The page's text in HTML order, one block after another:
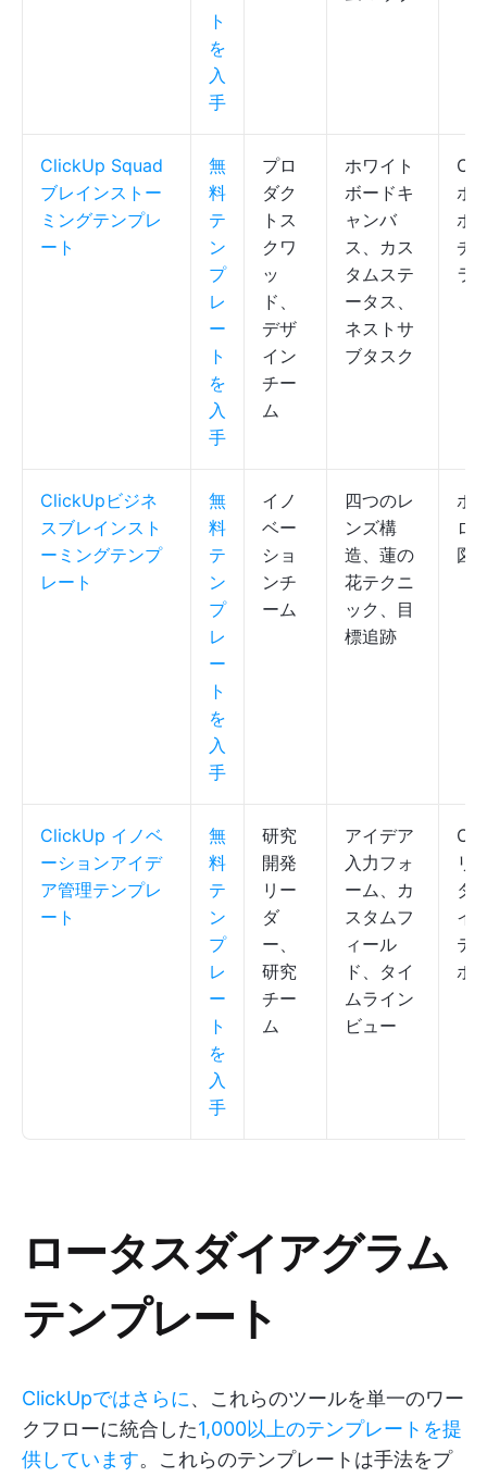
ト
を
入
手
ClickUp Squad
ブレインストー
ミングテンプレ
ート
無
料
テ
ン
プ
レ
ー
ト
を
入
手
プロ
ダク
トス
クワ
ッ
ド、
デザ
イン
チー
ム
ホワイト
ボードキ
ャンバ
ス、カス
タムステ
ータス、
ネストサ
ブタスク
ホ
ボ
チ
ラ
ClickUpビジネ
スブレインスト
ーミングテンプ
レート
無
料
テ
ン
プ
レ
ー
ト
を
入
手
イノ
ベー
ショ
ンチ
ーム
四つのレ
ンズ構
造、蓮の
花テクニ
ック、目
標追跡
ボ
ロ
図
ClickUp イノベ
ーションアイデ
ア管理テンプレ
ート
無
料
テ
ン
プ
レ
ー
ト
を
入
手
研究
開発
リー
ダ
ー、
研究
チー
ム
アイデア
入力フォ
ーム、カ
スタムフ
ィール
ド、タイ
ムライン
ビュー
リ
タ
イ
テ
ボ
ロータスダイアグラム
テンプレート
ClickUpではさらに、これらのツールを単一のワー
クフローに統合した1,000以上のテンプレートを提
供しています。これらのテンプレートは手法をプ